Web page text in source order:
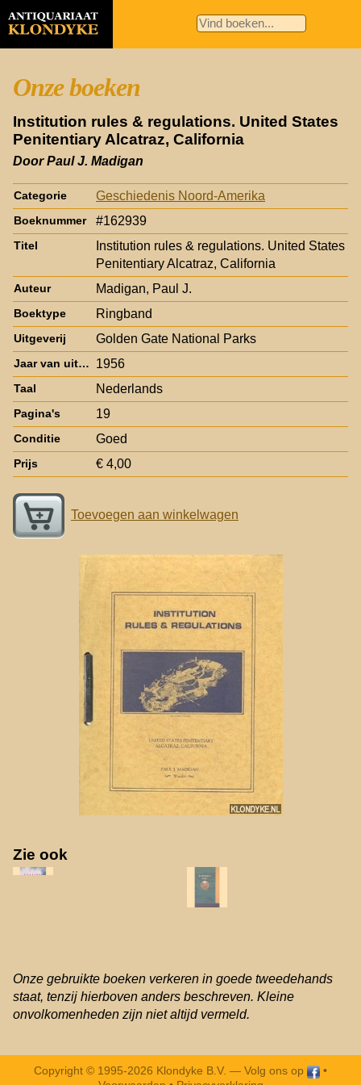
Onze boeken
Institution rules & regulations. United States
Penitentiary Alcatraz, California
Door Paul J. Madigan
Categorie Geschiedenis Noord-Amerika
Boeknummer #162939
Titel
Institution rules & regulations. United States
Penitentiary Alcatraz, California
Auteur Madigan, Paul J.
Boektype Ringband
Uitgeverij Golden Gate National Parks
Jaar van uitgave 1956
Taal Nederlands
Pagina's 19
Conditie Goed
Prijs € 4,00
Toevoegen aan winkelwagen
Zie ook
Onze gebruikte boeken verkeren in goede tweedehands
staat, tenzij hierboven anders beschreven. Kleine
onvolkomenheden zijn niet altijd vermeld.
Copyright © 1995-2026 Klondyke B.V. — Volg ons op
•